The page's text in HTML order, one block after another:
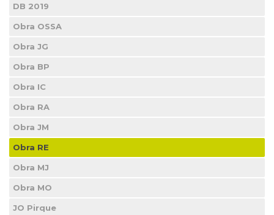
DB 2019
Obra OSSA
Obra JG
Obra BP
Obra IC
Obra RA
Obra JM
Obra RE
Obra MJ
Obra MO
JO Pirque